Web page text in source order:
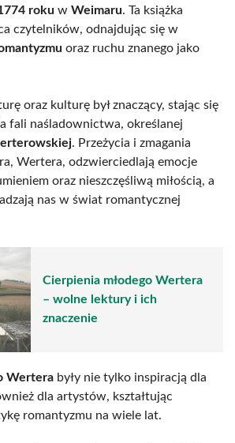
roku w Weimaru. Ta książka
czytelników, odnajdując się w
oraz ruchu znanego jako
oraz kulturę był znaczący, stając się
fali naśladownictwa, określanej
. Przeżycia i zmagania
Wertera, odzwierciedlają emocje
oraz nieszczęśliwą miłością, a
nas w świat romantycznej
Cierpienia młodego Wertera
– wolne lektury i ich
znaczenie
Wertera były nie tylko inspiracją dla
dla artystów, kształtując
romantyzmu na wiele lat.